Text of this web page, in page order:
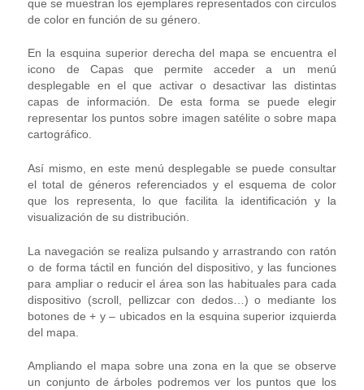
que se muestran los ejemplares representados con círculos
de color en función de su género.
En la esquina superior derecha del mapa se encuentra el
icono de Capas que permite acceder a un menú
desplegable en el que activar o desactivar las distintas
capas de información. De esta forma se puede elegir
representar los puntos sobre imagen satélite o sobre mapa
cartográfico.
Así mismo, en este menú desplegable se puede consultar
el total de géneros referenciados y el esquema de color
que los representa, lo que facilita la identificación y la
visualización de su distribución.
La navegación se realiza pulsando y arrastrando con ratón
o de forma táctil en función del dispositivo, y las funciones
para ampliar o reducir el área son las habituales para cada
dispositivo (scroll, pellizcar con dedos…) o mediante los
botones de + y – ubicados en la esquina superior izquierda
del mapa.
Ampliando el mapa sobre una zona en la que se observe
un conjunto de árboles podremos ver los puntos que los